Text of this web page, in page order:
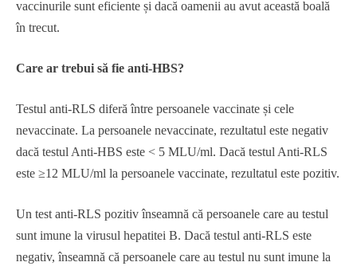
vaccinurile sunt eficiente și dacă oamenii au avut această boală
în trecut.
Care ar trebui să fie anti-HBS?
Testul anti-RLS diferă între persoanele vaccinate și cele
nevaccinate. La persoanele nevaccinate, rezultatul este negativ
dacă testul Anti-HBS este < 5 MLU/ml. Dacă testul Anti-RLS
este ≥12 MLU/ml la persoanele vaccinate, rezultatul este pozitiv.
Un test anti-RLS pozitiv înseamnă că persoanele care au testul
sunt imune la virusul hepatitei B. Dacă testul anti-RLS este
negativ, înseamnă că persoanele care au testul nu sunt imune la